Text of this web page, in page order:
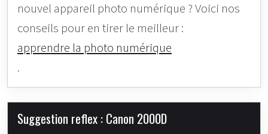
nouvel appareil photo numérique ? Voici nos
conseils pour en tirer le meilleur :
apprendre la photo numérique
.
Suggestion reflex : Canon 2000D